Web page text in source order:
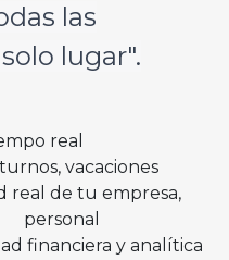
las
lugar".
real
vacaciones
real de tu empresa,
personal
financiera y analítica